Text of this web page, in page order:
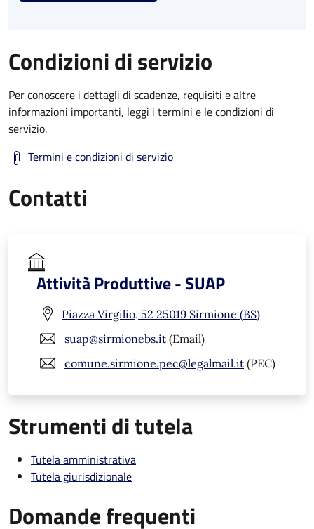
Condizioni di servizio
Per conoscere i dettagli di scadenze, requisiti e altre
informazioni importanti, leggi i termini e le condizioni di
servizio.
Termini e condizioni di servizio
Contatti
Attività Produttive - SUAP
Piazza Virgilio, 52 25019 Sirmione (BS)
suap@sirmionebs.it (Email)
comune.sirmione.pec@legalmail.it (PEC)
Strumenti di tutela
Tutela amministrativa
Tutela giurisdizionale
Domande frequenti